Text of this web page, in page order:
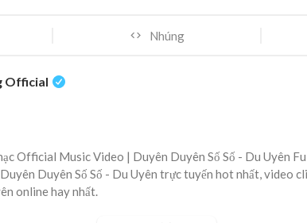
Nhúng
Official
Official Music Video | Duyên Duyên Số Số - Du Uyên
Duyên Số Số - Du Uyên trực tuyến hot nhất, video
online hay nhất.